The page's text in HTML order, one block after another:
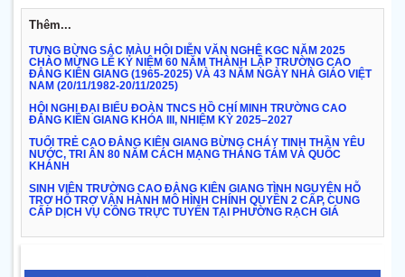
Thêm...
TƯNG BỪNG SẮC MÀU HỘI DIỄN VĂN NGHỆ KGC NĂM 2025
CHÀO MỪNG LỄ KỶ NIỆM 60 NĂM THÀNH LẬP TRƯỜNG CAO
ĐẲNG KIÊN GIANG (1965-2025) VÀ 43 NĂM NGÀY NHÀ GIÁO VIỆT
NAM (20/11/1982-20/11/2025)
HỘI NGHỊ ĐẠI BIỂU ĐOÀN TNCS HỒ CHÍ MINH TRƯỜNG CAO
ĐẲNG KIÊN GIANG KHÓA III, NHIỆM KỲ 2025–2027
TUỔI TRẺ CAO ĐẲNG KIÊN GIANG BỪNG CHÁY TINH THẦN YÊU
NƯỚC, TRI ÂN 80 NĂM CÁCH MẠNG THÁNG TÁM VÀ QUỐC
KHÁNH
SINH VIÊN TRƯỜNG CAO ĐẲNG KIÊN GIANG TÌNH NGUYỆN HỖ
TRỢ HỖ TRỢ VẬN HÀNH MÔ HÌNH CHÍNH QUYỀN 2 CẤP, CUNG
CẤP DỊCH VỤ CÔNG TRỰC TUYẾN TẠI PHƯỜNG RẠCH GIÁ